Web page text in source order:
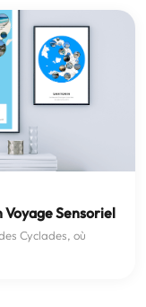
Voyage Sensoriel
Cyclades, où